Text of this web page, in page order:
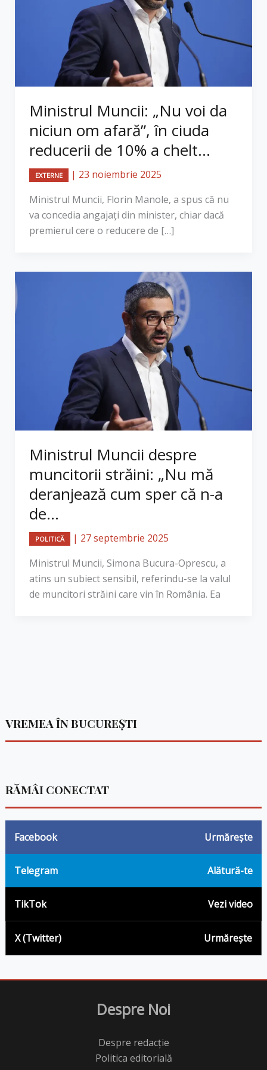
Ministrul Muncii: „Nu voi da
niciun om afară”, în ciuda
reducerii de 10% a chelt...
EXTERNE | 23 noiembrie 2025
Ministrul Muncii, Florin Manole, a spus că nu
va concedia angajați din minister, chiar dacă
premierul cere o reducere de […]
Ministrul Muncii despre
muncitorii străini: „Nu mă
deranjează cum sper că n-a
de...
POLITICĂ | 27 septembrie 2025
Ministrul Muncii, Simona Bucura-Oprescu, a
atins un subiect sensibil, referindu-se la valul
de muncitori străini care vin în România. Ea
VREMEA ÎN BUCUREȘTI
RĂMÂI CONECTAT
Facebook Urmărește
Telegram Alătură-te
TikTok Vezi video
X (Twitter) Urmărește
Despre Noi
Despre redacție
Politica editorială